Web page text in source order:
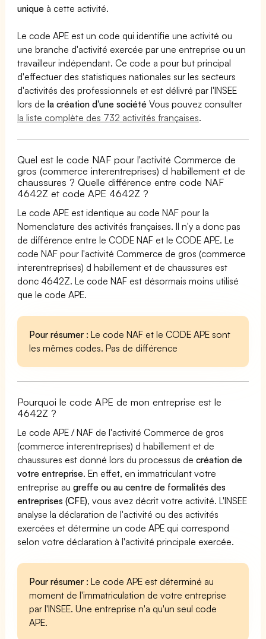
unique à cette activité.
Le code APE est un code qui identifie une activité ou
une branche d'activité exercée par une entreprise ou un
travailleur indépendant. Ce code a pour but principal
d'effectuer des statistiques nationales sur les secteurs
d'activités des professionnels et est délivré par l'INSEE
lors dela création d'une société Vous pouvez consulter
la liste complète des 732 activités françaises.
Quel est le code NAF pour l'activité Commerce de
gros (commerce interentreprises) d habillement et de
chaussures ? Quelle différence entre code NAF
4642Z et code APE 4642Z ?
Le code APE est identique au code NAF pour la
Nomenclature des activités françaises. Il n'y a donc pas
de différence entre le CODE NAF et le CODE APE. Le
code NAF pour l'activité Commerce de gros (commerce
interentreprises) d habillement et de chaussures est
donc 4642Z. Le code NAF est désormais moins utilisé
que le code APE.
Pour résumer : Le code NAF et le CODE APE sont
les mêmes codes. Pas de différence
Pourquoi le code APE de mon entreprise est le
4642Z ?
Le code APE / NAF de l'activité Commerce de gros
(commerce interentreprises) d habillement et de
chaussures est donné lors du processus decréation de
votre entreprise. En effet, en immatriculant votre
entreprise augreffe ou au centre de formalités des
entreprises (CFE), vous avez décrit votre activité. L'INSEE
analyse la déclaration de l'activité ou des activités
exercées et détermine un code APE qui correspond
selon votre déclaration à l'activité principale exercée.
Pour résumer : Le code APE est déterminé au
moment de l'immatriculation de votre entreprise
par l'INSEE. Une entreprise n'a qu'un seul code
APE.